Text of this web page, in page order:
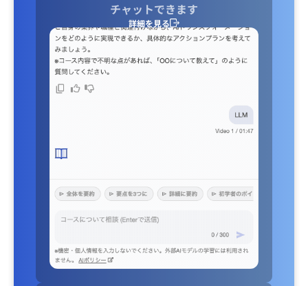
チャットできます
詳細を見る